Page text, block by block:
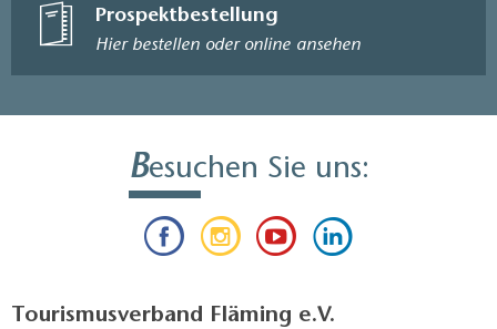
Prospektbestellung
Hier bestellen oder online ansehen
Besuchen Sie uns:
Tourismusverband Fläming e.V.